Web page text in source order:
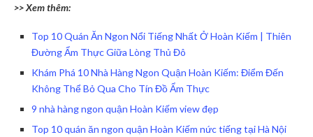
>> Xem thêm:
Top 10 Quán Ăn Ngon Nổi Tiếng Nhất Ở Hoàn Kiếm | Thiên
Đường Ẩm Thực Giữa Lòng Thủ Đô
Khám Phá 10 Nhà Hàng Ngon Quận Hoàn Kiếm: Điểm Đến
Không Thể Bỏ Qua Cho Tín Đồ Ẩm Thực
9 nhà hàng ngon quận Hoàn Kiếm view đẹp
Top 10 quán ăn ngon quận Hoàn Kiếm nức tiếng tại Hà Nội